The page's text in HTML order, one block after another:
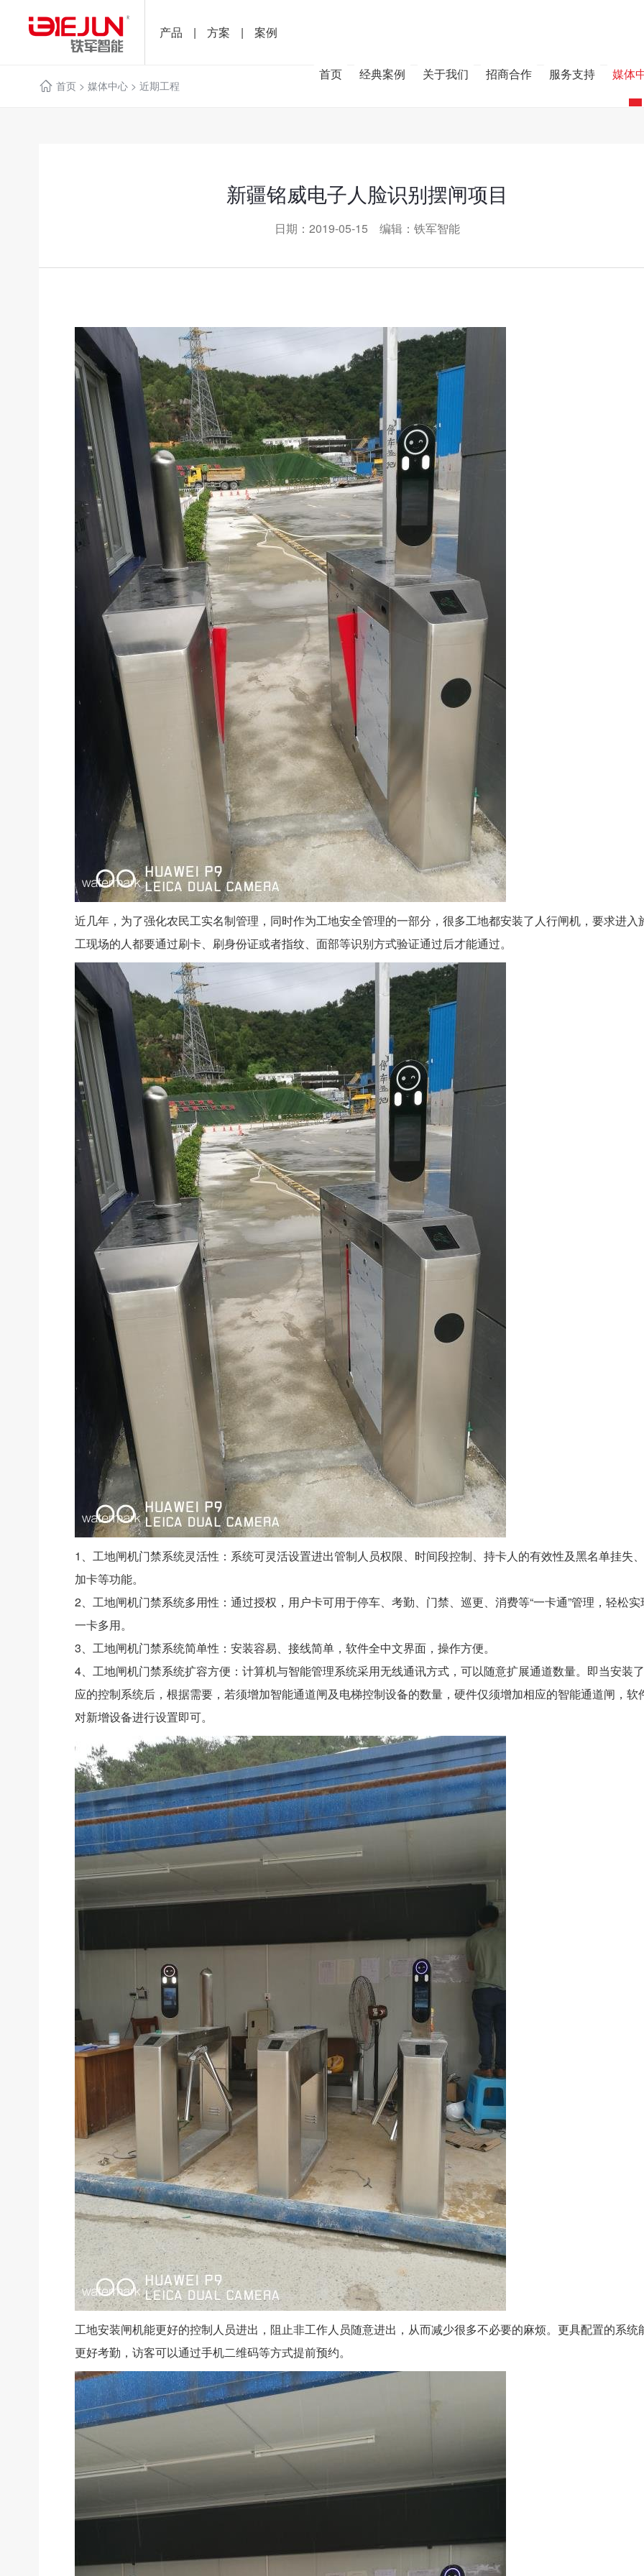
产品 | 方案 | 案例
首页 经典案例 关于我们 招商合作 服务支持 媒体
首页> 媒体中心> 近期工程
新疆铭威电子人脸识别摆闸项目
日期：2019-05-15 编辑：铁军智能
近几年，为了强化农民工实名制管理，同时作为工地安全管理的一部分，很多工地都安装了人行闸机，要求进入
工现场的人都要通过刷卡、刷身份证或者指纹、面部等识别方式验证通过后才能通过。
1、工地闸机门禁系统灵活性：系统可灵活设置进出管制人员权限、时间段控制、持卡人的有效性及黑名单挂失
加卡等功能。
2、工地闸机门禁系统多用性：通过授权，用户卡可用于停车、考勤、门禁、巡更、消费等“一卡通”管理，轻松实
一卡多用。
3、工地闸机门禁系统简单性：安装容易、接线简单，软件全中文界面，操作方便。
4、工地闸机门禁系统扩容方便：计算机与智能管理系统采用无线通讯方式，可以随意扩展通道数量。即当安装
应的控制系统后，根据需要，若须增加智能通道闸及电梯控制设备的数量，硬件仅须增加相应的智能通道闸，软
对新增设备进行设置即可。
工地安装闸机能更好的控制人员进出，阻止非工作人员随意进出，从而减少很多不必要的麻烦。更具配置的系统
更好考勤，访客可以通过手机二维码等方式提前预约。